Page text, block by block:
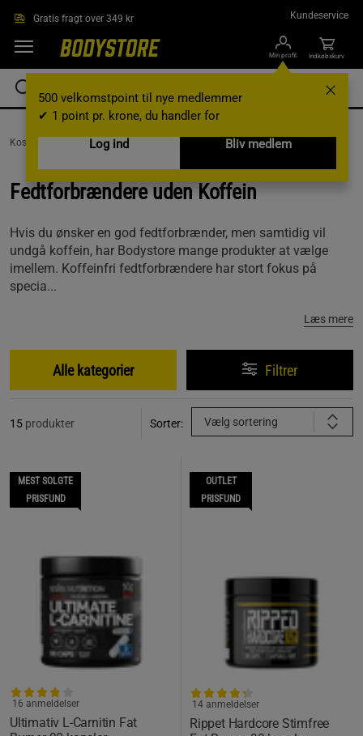
Gratis fragt over 349 kr Kundeservice
Min profil
500 velkomstpoint til nye medlemmer
✔ 1 point pr. krone, du handler for
Log ind
Bliv medlem
Indkøbskurv
Kosttilskud / Fedtforbrænding / Fedtforbrændere uden Koffein
Fedtforbrændere uden Koffein
Hvis du ønsker en god fedtforbrænder, men samtidig vil
undgå koffein, har Bodystore mange produkter at vælge
imellem. Koffeinfri fedtforbrændere har stort fokus på
specia...
Læs mere
Alle kategorier Filtrer
15 produkter Sorter: Vælg sortering
MEST SOLGTE
PRISFUND
Ultimativ L-Carnitin Fat
16 anmeldelser
OUTLET
PRISFUND
Rippet Hardcore Stimfree
14 anmeldelser